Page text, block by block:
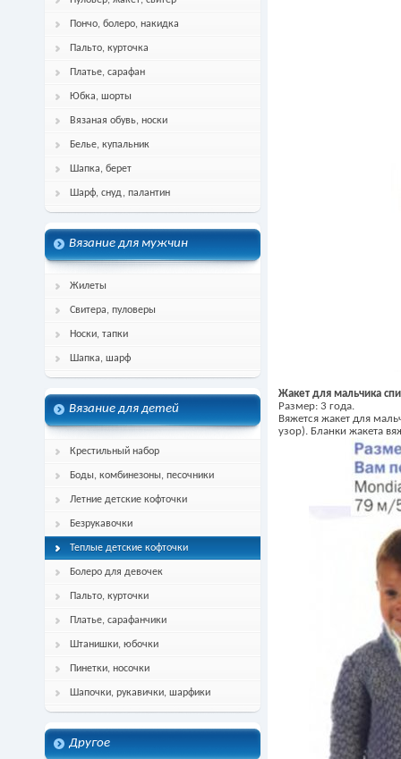
Пончо, болеро, накидка
Пальто, курточка
Платье, сарафан
Юбка, шорты
Вязаная обувь, носки
Белье, купальник
Шапка, берет
Шарф, снуд, палантин
Вязание для мужчин
Жилеты
Свитера, пуловеры
Носки, тапки
Шапка, шарф
Вязание для детей
Крестильный набор
Боды, комбинезоны, песочники
Летние детские кофточки
Безрукавочки
Теплые детские кофточки
Болеро для девочек
Пальто, курточки
Платье, сарафанчики
Штанишки, юбочки
Пинетки, носочки
Шапочки, рукавички, шарфики
Другое
Жакет для мальчика
Размер: 3 года.
Вяжется жакет для
узор). Бланки жакета